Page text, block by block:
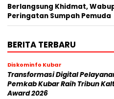
Berlangsung Khidmat,
Peringatan Sumpah Pemuda
BERITA TERBARU
Diskominfo Kubar
Transformasi Digital
Pemkab Kubar Raih Tribun
Award 2026